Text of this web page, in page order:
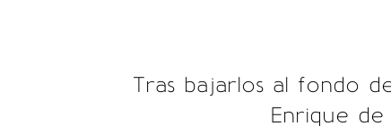
Tras bajarlos al fondo
Enrique